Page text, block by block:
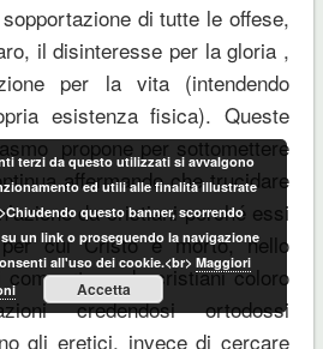
di tutte le offese,
il disinteresse per la gloria ,
per la vita (intendendo
esistenza fisica). Queste
propone per sottomettere
affermando che trucidare
da cristiani perché essi
cui Cristo è morto, nello
da cristiani coloro
credendosi ortodossi
gli eretici, invece di cercare
terzi da questo utilizzati si avvalgono
ed utili alle finalità illustrate
questo banner, scorrendo
un link o proseguendo la navigazione
all'uso dei cookie.<br> Maggiori
Accetta